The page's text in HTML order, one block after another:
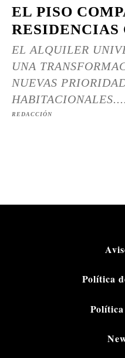
EL PISO
RESIDENCIAS
EL ALQUILER
UNA
NUEVAS
HABITACIONALES....
REDACCIÓN
Política